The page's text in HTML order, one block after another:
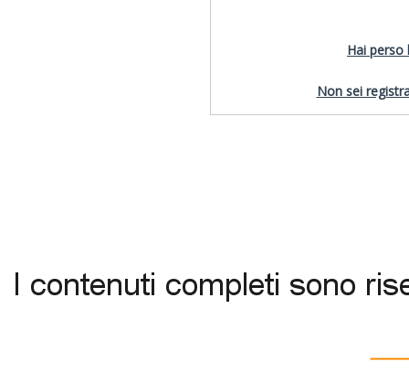
Hai perso
Non sei